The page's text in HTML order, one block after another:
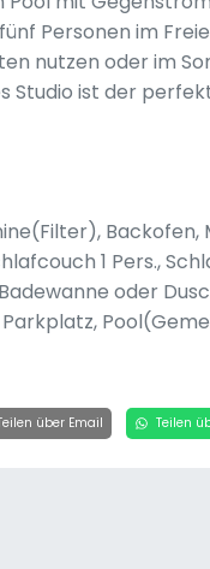
Personen im
nutzen oder im
Studio ist der
Backofen,
1 Pers.,
oder
über Email Teilen